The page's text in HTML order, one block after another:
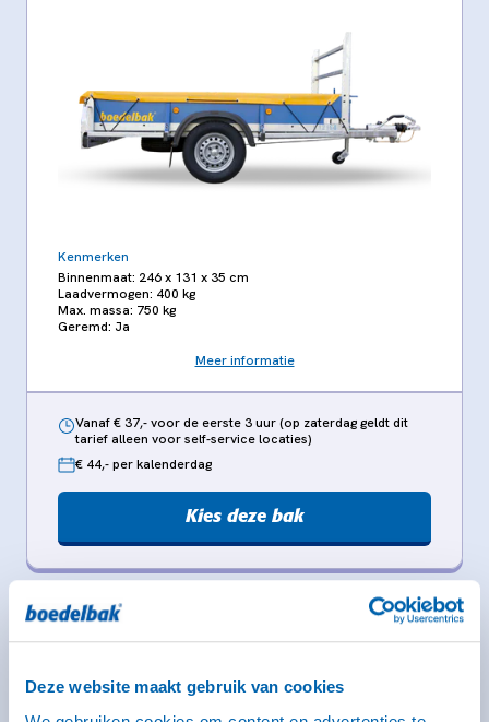
Deze website maakt gebruik van cookies
Kenmerken
Binnenmaat: 246 x 131 x 35 cm
Laadvermogen: 400 kg
Max. massa: 750 kg
Geremd: Ja
Meer informatie
Vanaf € 37,- voor de eerste 3 uur (op zaterdag geldt dit
tarief alleen voor self-service locaties)
€ 44,- per kalenderdag
Kies deze bak
Aanhangwagen type CH - middel
gesloten (geremd)
Middel246 x 131 x 150 cm